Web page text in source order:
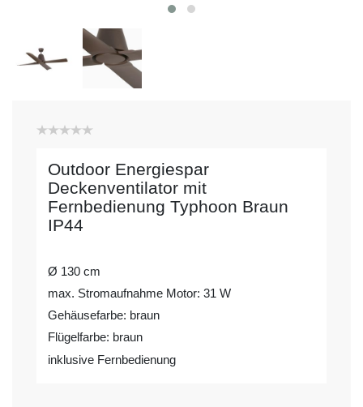
Outdoor Energiespar
Deckenventilator mit
Fernbedienung Typhoon Braun
IP44
Ø 130 cm
max. Stromaufnahme Motor: 31 W
Gehäusefarbe: braun
Flügelfarbe: braun
inklusive Fernbedienung